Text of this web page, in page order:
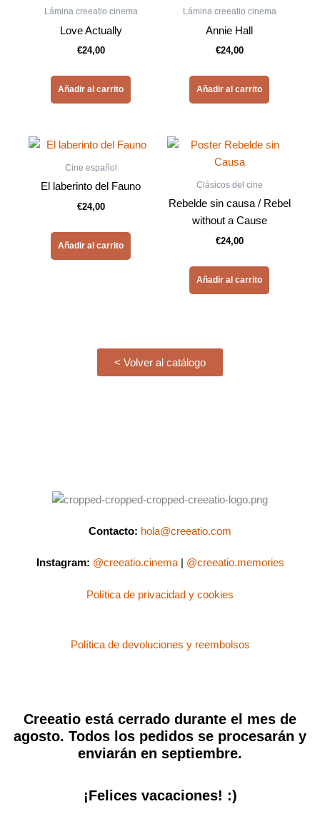
Lámina creeatio cinema
Love Actually
€24,00
Añadir al carrito
Lámina creeatio cinema
Annie Hall
€24,00
Añadir al carrito
Cine español
El laberinto del Fauno
€24,00
Añadir al carrito
Clásicos del cine
Rebelde sin causa / Rebel
without a Cause
€24,00
Añadir al carrito
< Volver al catálogo
Contacto: hola@creeatio.com
Instagram: @creeatio.cinema| @creeatio.memories
Política de privacidad y cookies
Política de devoluciones y reembolsos
Creeatio está cerrado durante el mes de
agosto. Todos los pedidos se procesarán y
enviarán en septiembre.
¡Felices vacaciones! :)